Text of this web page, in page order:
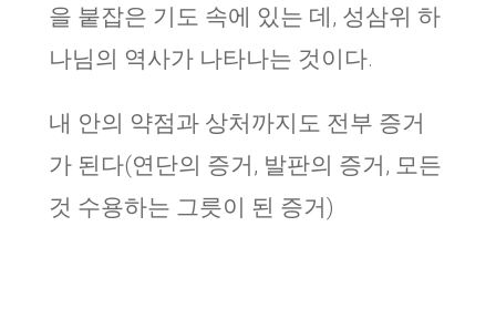
을 붙잡은 기도 속에 있는 데, 성삼위 하
나님의 역사가 나타나는 것이다.
내 안의 약점과 상처까지도 전부 증거
가 된다(연단의 증거, 발판의 증거, 모든
것 수용하는 그릇이 된 증거)